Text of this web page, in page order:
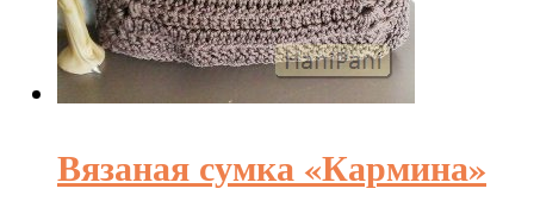
Вязаная сумка «Кармина»